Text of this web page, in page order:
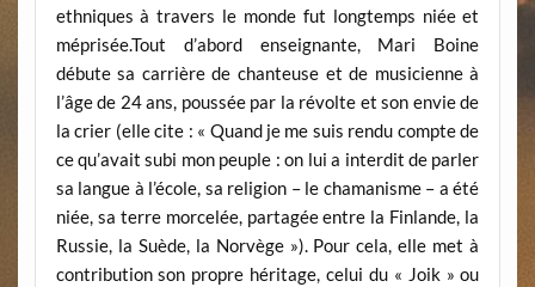
ethniques à travers le monde fut longtemps niée et
méprisée.Tout d’abord enseignante, Mari Boine
débute sa carrière de chanteuse et de musicienne à
l’âge de 24 ans, poussée par la révolte et son envie de
la crier (elle cite : « Quand je me suis rendu compte de
ce qu’avait subi mon peuple : on lui a interdit de parler
sa langue à l’école, sa religion – le chamanisme – a été
niée, sa terre morcelée, partagée entre la Finlande, la
Russie, la Suède, la Norvège »). Pour cela, elle met à
contribution son propre héritage, celui du « Joik » ou